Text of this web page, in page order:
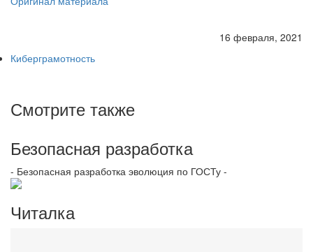
16 февраля, 2021
Киберграмотность
Смотрите также
Безопасная разработка
- Безопасная разработка эволюция по ГОСТу -
Читалка